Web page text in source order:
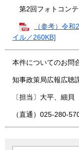
第2回フォトコン
（参考）令
イル／260KB]
本件についてのお問
知事政策局広報広聴
〔担当〕大平、細貝
（直通）025-280-